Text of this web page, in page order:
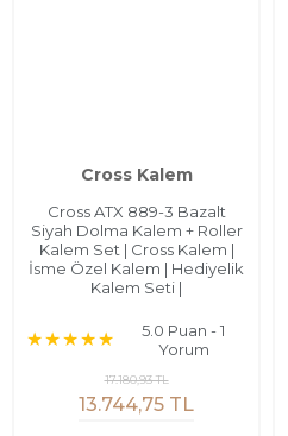
Cross Kalem
Cross ATX 889-3 Bazalt
Siyah Dolma Kalem + Roller
Kalem Set | Cross Kalem |
İsme Özel Kalem | Hediyelik
Kalem Seti |
5.0 Puan - 1
Yorum
13.744,75 TL
17.180,93 TL